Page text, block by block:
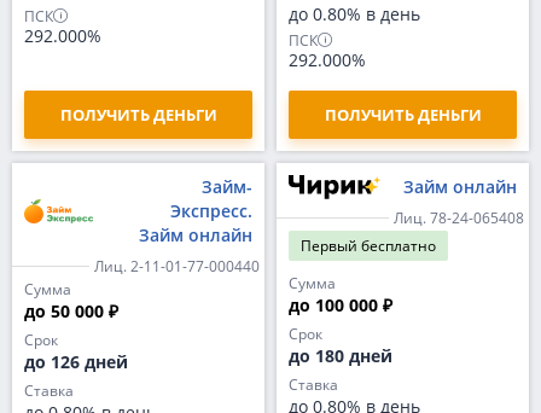
ПСК
292.000%
ПОЛУЧИТЬ ДЕНЬГИ
до 0.80% в день
ПСК
292.000%
ПОЛУЧИТЬ ДЕНЬГИ
Займ-
Экспресс.
Займ онлайн
Лиц. 2-11-01-77-000440
Сумма
до 50 000 ₽
Срок
до 126 дней
Ставка
Займ онлайн
Лиц. 78-24-065408
Первый бесплатно
Сумма
до 100 000 ₽
Срок
до 180 дней
Ставка
до 0.80% в день